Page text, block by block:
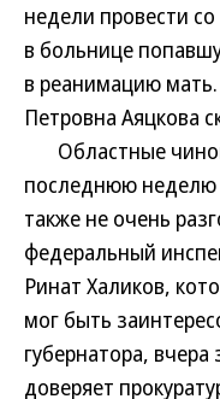
недели провести
в больнице
в реанимацию
Петровна Аяцкова
Областные
последнюю неделю
также не очень
федеральный
Ринат Халиков,
мог быть
губернатора,
доверяет